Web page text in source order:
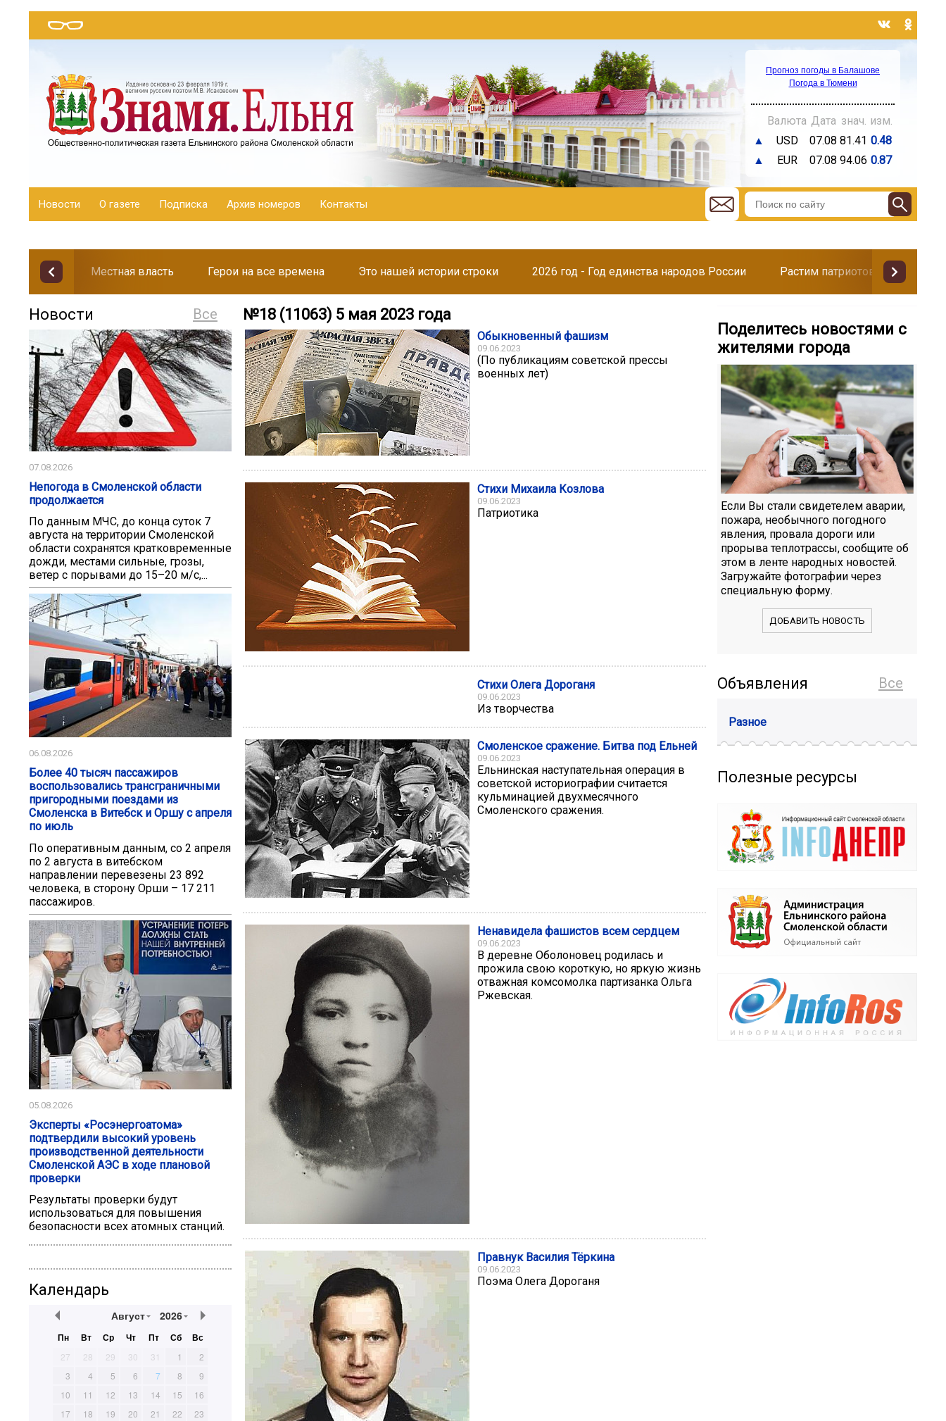
Прогноз погоды в Балашове
Погода в Тюмени
Валюта Дата знач. изм.
▲
USD 07.08 81.41 0.48
▲
EUR 07.08 94.06 0.87
Новости О газете Подписка Архив номеров Контакты
Местная власть Герои на все времена Это нашей истории строки 2026 год - Год единства народов России Растим патриотов
Все
Новости
07.08.2026
Непогода в Смоленской области
продолжается
По данным МЧС, до конца суток 7
августа на территории Смоленской
области сохранятся кратковременные
дожди, местами сильные, грозы,
ветер с порывами до 15–20 м/с,...
06.08.2026
Более 40 тысяч пассажиров
воспользовались трансграничными
пригородными поездами из
Смоленска в Витебск и Оршу с апреля
по июль
По оперативным данным, со 2 апреля
по 2 августа в витебском
направлении перевезены 23 892
человека, в сторону Орши – 17 211
пассажиров.
05.08.2026
Эксперты «Росэнергоатома»
подтвердили высокий уровень
производственной деятельности
Смоленской АЭС в ходе плановой
проверки
Результаты проверки будут
использоваться для повышения
безопасности всех атомных станций.
Календарь
Август 2026
Пн Вт Ср Чт Пт Сб Вс
27 28 29 30 31 1
2
3
4 5 6 7 8
9
10
11 12 13 14 15
16
17
18 19 20 21 22
23
№18 (11063) 5 мая 2023 года
Обыкновенный фашизм
09.06.2023
(По публикациям советской прессы
военных лет)
Стихи Михаила Козлова
09.06.2023
Патриотика
Стихи Олега Дороганя
09.06.2023
Из творчества
Смоленское сражение. Битва под Ельней
09.06.2023
Ельнинская наступательная операция в
советской историографии считается
кульминацией двухмесячного
Смоленского сражения.
Ненавидела фашистов всем сердцем
09.06.2023
В деревне Оболоновец родилась и
прожила свою короткую, но яркую жизнь
отважная комсомолка партизанка Ольга
Ржевская.
Правнук Василия Тёркина
09.06.2023
Поэма Олега Дороганя
Поделитесь новостями с
жителями города
Если Вы стали свидетелем аварии,
пожара, необычного погодного
явления, провала дороги или
прорыва теплотрассы, сообщите об
этом в ленте народных новостей.
Загружайте фотографии через
специальную форму.
ДОБАВИТЬ НОВОСТЬ
Все
Объявления
Разное
Полезные ресурсы